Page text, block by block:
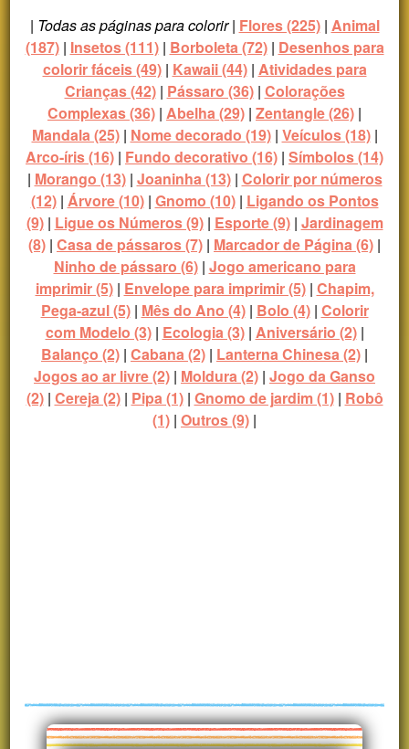
| Todas as páginas para colorir| Flores (225)| Animal
(187)| Insetos (111)| Borboleta (72)| Desenhos para
colorir fáceis (49)| Kawaii (44)| Atividades para
Crianças (42)| Pássaro (36)| Colorações
Complexas (36) | Abelha (29) | Zentangle (26) |
Mandala (25)| Nome decorado (19)| Veículos (18)|
Arco-íris (16) | Fundo decorativo (16) | Símbolos (14)
| Morango (13)| Joaninha (13)| Colorir por números
(12)| Árvore (10)| Gnomo (10)| Ligando os Pontos
(9)| Ligue os Números (9)| Esporte (9)| Jardinagem
(8) | Casa de pássaros (7) | Marcador de Página (6) |
Ninho de pássaro (6)| Jogo americano para
imprimir (5)| Envelope para imprimir (5)| Chapim,
Pega-azul (5)| Mês do Ano (4)| Bolo (4)| Colorir
com Modelo (3)| Ecologia (3)| Aniversário (2)|
Balanço (2) | Cabana (2) | Lanterna Chinesa (2) |
Jogos ao ar livre (2) | Moldura (2) | Jogo da Ganso
(2)| Cereja (2)| Pipa (1)| Gnomo de jardim (1)| Robô
(1) | Outros (9) |